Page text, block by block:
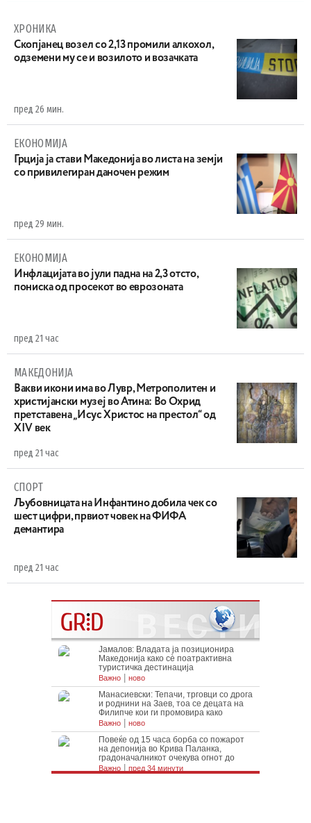
ХРОНИКА
Скопјанец возел со 2,13 промили алкохол,
одземени му се и возилото и возачката
пред 26 мин.
ЕКОНОМИЈА
Грција ја стави Македонија во листа на земји
со привилегиран даночен режим
пред 29 мин.
ЕКОНОМИЈА
Инфлацијата во јули падна на 2,3 отсто,
пониска од просекот во еврозоната
пред 21 час
МАКЕДОНИЈА
Вакви икони има во Лувр, Метрополитен и
христијански музеј во Атина: Во Охрид
претставена „Исус Христос на престол“ од
XIV век
пред 21 час
СПОРТ
Љубовницата на Инфантино добила чек со
шест цифри, првиот човек на ФИФА
демантира
пред 21 час